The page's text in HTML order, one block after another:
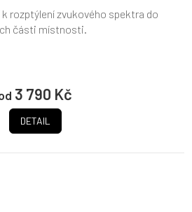
3 790 Kč
DETAIL
rozptýlení zvukového spektra do
části místnosti.